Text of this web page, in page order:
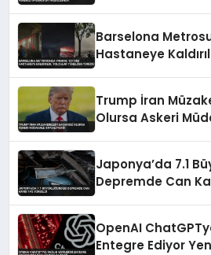
Barselona
Hastaneye
Trump İran
Olursa Askeri
Japonya’da 7.1
Depremde Can
OpenAI
Entegre Ediyor